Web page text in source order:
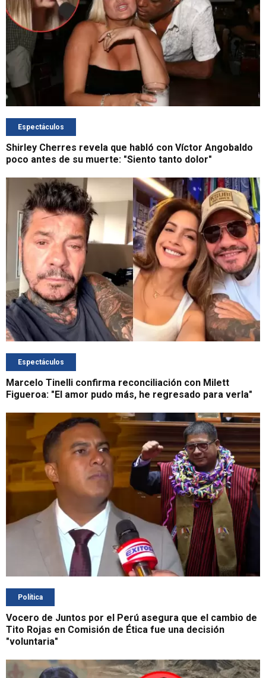
Espectáculos
Shirley Cherres revela que habló con Víctor Angobaldo
poco antes de su muerte: "Siento tanto dolor"
Espectáculos
Marcelo Tinelli confirma reconciliación con Milett
Figueroa: "El amor pudo más, he regresado para verla"
Política
Vocero de Juntos por el Perú asegura que el cambio de
Tito Rojas en Comisión de Ética fue una decisión
"voluntaria"